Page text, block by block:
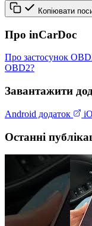
Копіювати
Про inCarDoc
Про застосунок
OBD2?
Завантажити
Android додаток
Останні